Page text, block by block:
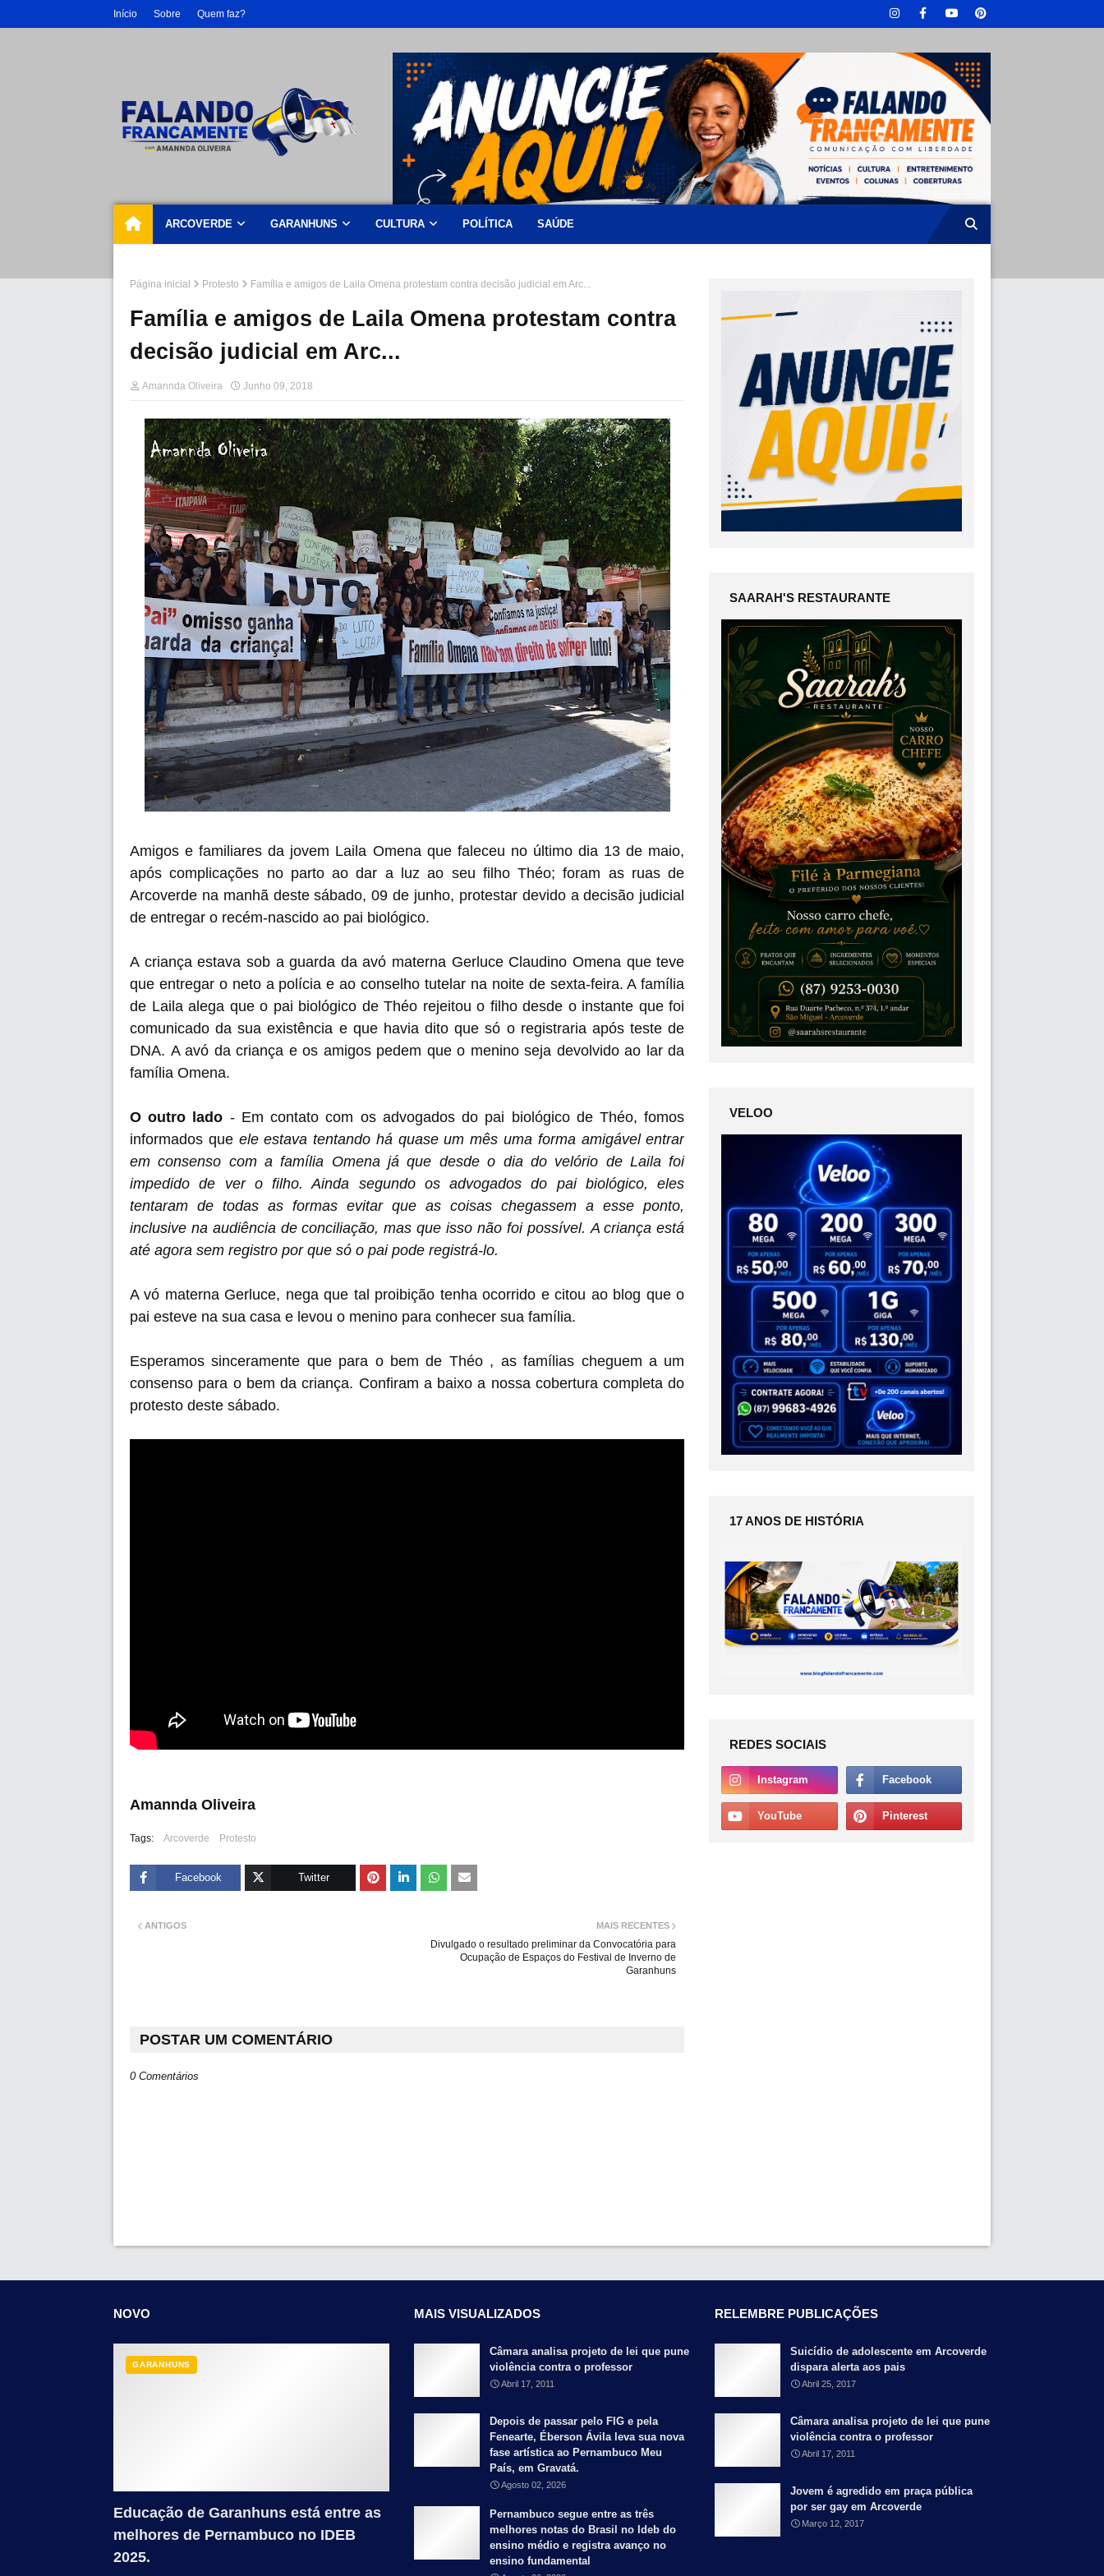
Início Sobre Quem faz?
ARCOVERDE GARANHUNS CULTURA POLÍTICA SAÚDE
Página inicial Protesto Família e amigos de Laila Omena protestam contra decisão judicial em Arc...
Família e amigos de Laila Omena protestam contra
decisão judicial em Arc...
Amannda Oliveira Junho 09, 2018
Amigos e familiares da jovem Laila Omena que faleceu no último dia 13 de maio,
após complicações no parto ao dar a luz ao seu filho Théo; foram as ruas de
Arcoverde na manhã deste sábado, 09 de junho, protestar devido a decisão judicial
de entregar o recém-nascido ao pai biológico.
A criança estava sob a guarda da avó materna Gerluce Claudino Omena que teve
que entregar o neto a polícia e ao conselho tutelar na noite de sexta-feira. A família
de Laila alega que o pai biológico de Théo rejeitou o filho desde o instante que foi
comunicado da sua existência e que havia dito que só o registraria após teste de
DNA. A avó da criança e os amigos pedem que o menino seja devolvido ao lar da
família Omena.
O outro lado - Em contato com os advogados do pai biológico de Théo, fomos
informados que ele estava tentando há quase um mês uma forma amigável entrar
em consenso com a família Omena já que desde o dia do velório de Laila foi
impedido de ver o filho. Ainda segundo os advogados do pai biológico, eles
tentaram de todas as formas evitar que as coisas chegassem a esse ponto,
inclusive na audiência de conciliação, mas que isso não foi possível. A criança está
até agora sem registro por que só o pai pode registrá-lo.
A vó materna Gerluce, nega que tal proibição tenha ocorrido e citou ao blog que o
pai esteve na sua casa e levou o menino para conhecer sua família.
Esperamos sinceramente que para o bem de Théo , as famílias cheguem a um
consenso para o bem da criança. Confiram a baixo a nossa cobertura completa do
protesto deste sábado.
Amannda Oliveira
Tags: Arcoverde Protesto
Facebook Twitter
MAIS RECENTES
Divulgado o resultado preliminar da Convocatória para
Ocupação de Espaços do Festival de Inverno de
Garanhuns
ANTIGOS
POSTAR UM COMENTÁRIO
0 Comentários
SAARAH'S RESTAURANTE
VELOO
17 ANOS DE HISTÓRIA
REDES SOCIAIS
NOVO
GARANHUNS
Educação de Garanhuns está entre as
melhores de Pernambuco no IDEB
2025.
MAIS VISUALIZADOS
Câmara analisa projeto de lei que pune
violência contra o professor
Abril 17, 2011
Depois de passar pelo FIG e pela
Fenearte, Éberson Ávila leva sua nova
fase artística ao Pernambuco Meu
País, em Gravatá.
Agosto 02, 2026
Pernambuco segue entre as três
melhores notas do Brasil no Ideb do
ensino médio e registra avanço no
ensino fundamental
RELEMBRE PUBLICAÇÕES
Suicídio de adolescente em Arcoverde
dispara alerta aos pais
Abril 25, 2017
Câmara analisa projeto de lei que pune
violência contra o professor
Abril 17, 2011
Jovem é agredido em praça pública
por ser gay em Arcoverde
Março 12, 2017